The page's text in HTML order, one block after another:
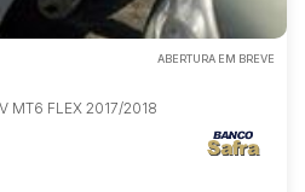
ABERTURA EM BREVE
MT6 FLEX 2017/2018